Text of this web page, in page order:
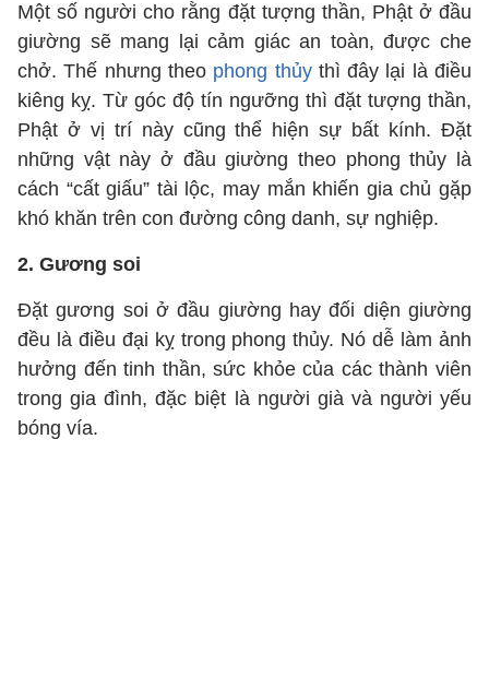
Một số người cho rằng đặt tượng thần, Phật ở đầu
giường sẽ mang lại cảm giác an toàn, được che
chở. Thế nhưng theophong thủythì đây lại là điều
kiêng kỵ. Từ góc độ tín ngưỡng thì đặt tượng thần,
Phật ở vị trí này cũng thể hiện sự bất kính. Đặt
những vật này ở đầu giường theo phong thủy là
cách “cất giấu” tài lộc, may mắn khiến gia chủ gặp
khó khăn trên con đường công danh, sự nghiệp.
2. Gương soi
Đặt gương soi ở đầu giường hay đối diện giường
đều là điều đại kỵ trong phong thủy. Nó dễ làm ảnh
hưởng đến tinh thần, sức khỏe của các thành viên
trong gia đình, đặc biệt là người già và người yếu
bóng vía.